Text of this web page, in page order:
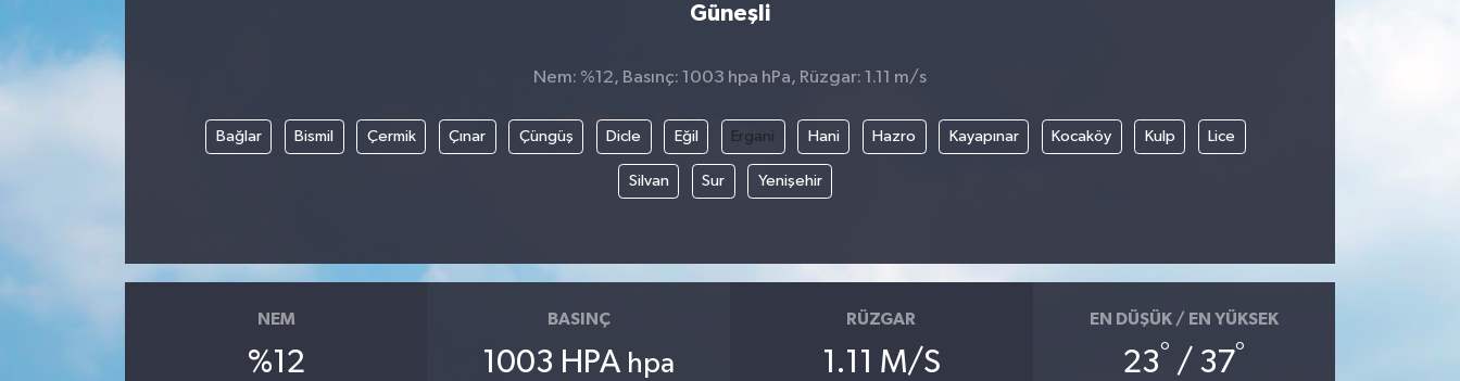
Güneşli
Nem: %12, Basınç: 1003 hpa hPa, Rüzgar: 1.11 m/s
Bağlar Bismil Çermik Çınar Çüngüş Dicle Eğil Ergani Hani Hazro Kayapınar Kocaköy Kulp Lice
Silvan Sur Yenişehir
NEM
%12
BASINÇ
1003 HPA hpa
RÜZGAR
1.11 M/S
EN DÜŞÜK / EN YÜKSEK
23° / 37°
Devrek